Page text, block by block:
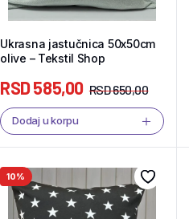
Ukrasna jastučnica 50x50cm
olive – Tekstil Shop
RSD650,00
RSD585,00
Dodaj u korpu
10%